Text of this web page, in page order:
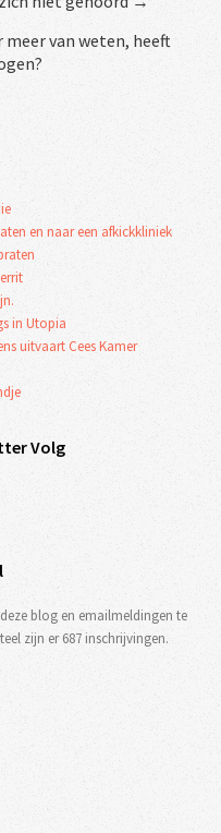
meer van weten, heeft
en naar een afkickkliniek
in Utopia
uitvaart Cees Kamer
Volg
blog en emailmeldingen te
zijn er 687 inschrijvingen.